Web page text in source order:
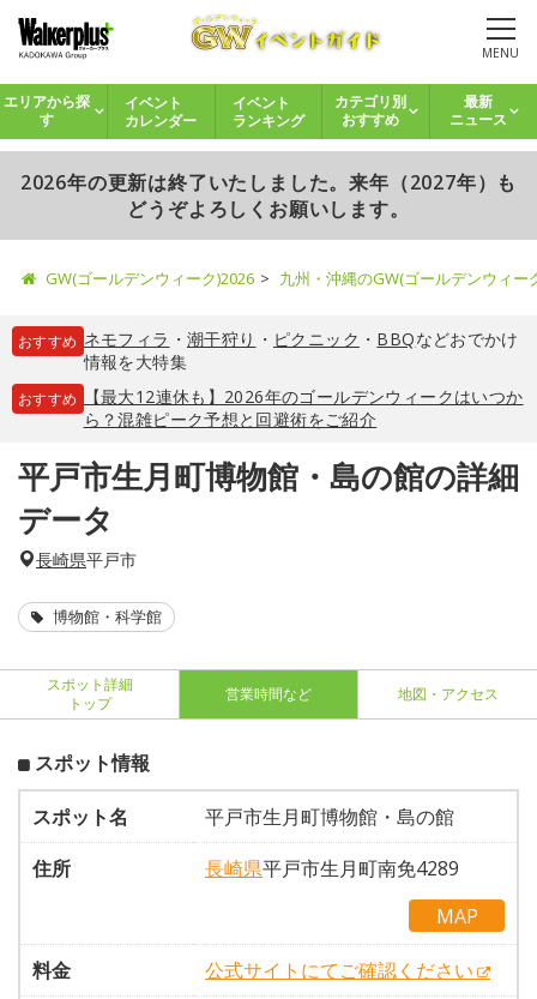
MENU
エリアから探
す
イベント
カレンダー
イベント
ランキング
カテゴリ別
おすすめ
最新
ニュース
2026年の更新は終了いたしました。来年（2027年）も
どうぞよろしくお願いします。
GW(ゴールデンウィーク)2026 九州・沖縄のGW(ゴールデンウィ
おすすめ ネモフィラ ・ 潮干狩り ・ ピクニック ・ BBQなどおでかけ
情報を大特集
おすすめ
【最大12連休も】2026年のゴールデンウィークはいつか
ら？混雑ピーク予想と回避術をご紹介
平戸市生月町博物館・島の館の詳細
データ
長崎県平戸市
博物館・科学館
スポット詳細
トップ
営業時間など 地図・アクセス
スポット情報
スポット名
平戸市生月町博物館・島の館
住所
長崎県平戸市生月町南免4289
MAP
料金
公式サイトにてご確認ください